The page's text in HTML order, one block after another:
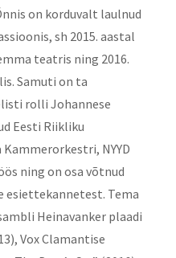
on korduvalt laulnud
sh 2015. aastal
teatris ning 2016.
Samuti on ta
rolli Johannese
Eesti Riikliku
NYYD
ning on osa võtnud
Tema
Heinavanker plaadi
Vox Clamantise